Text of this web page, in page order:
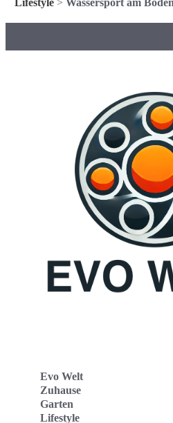
Lifestyle> Wassersport am
Evo Welt
Zuhause
Garten
Lifestyle